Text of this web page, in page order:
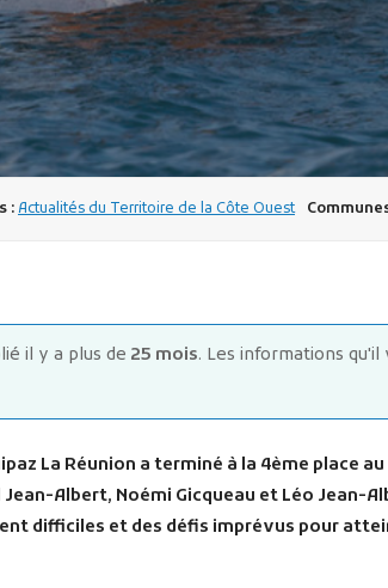
:Actualités du Territoire de la Côte Ouest
il y a plus de 25 mois. Les informations
La Réunion a terminé à la 4ème place
Albert, Noémi Gicqueau et Léo Jean-
difficiles et des défis imprévus pour